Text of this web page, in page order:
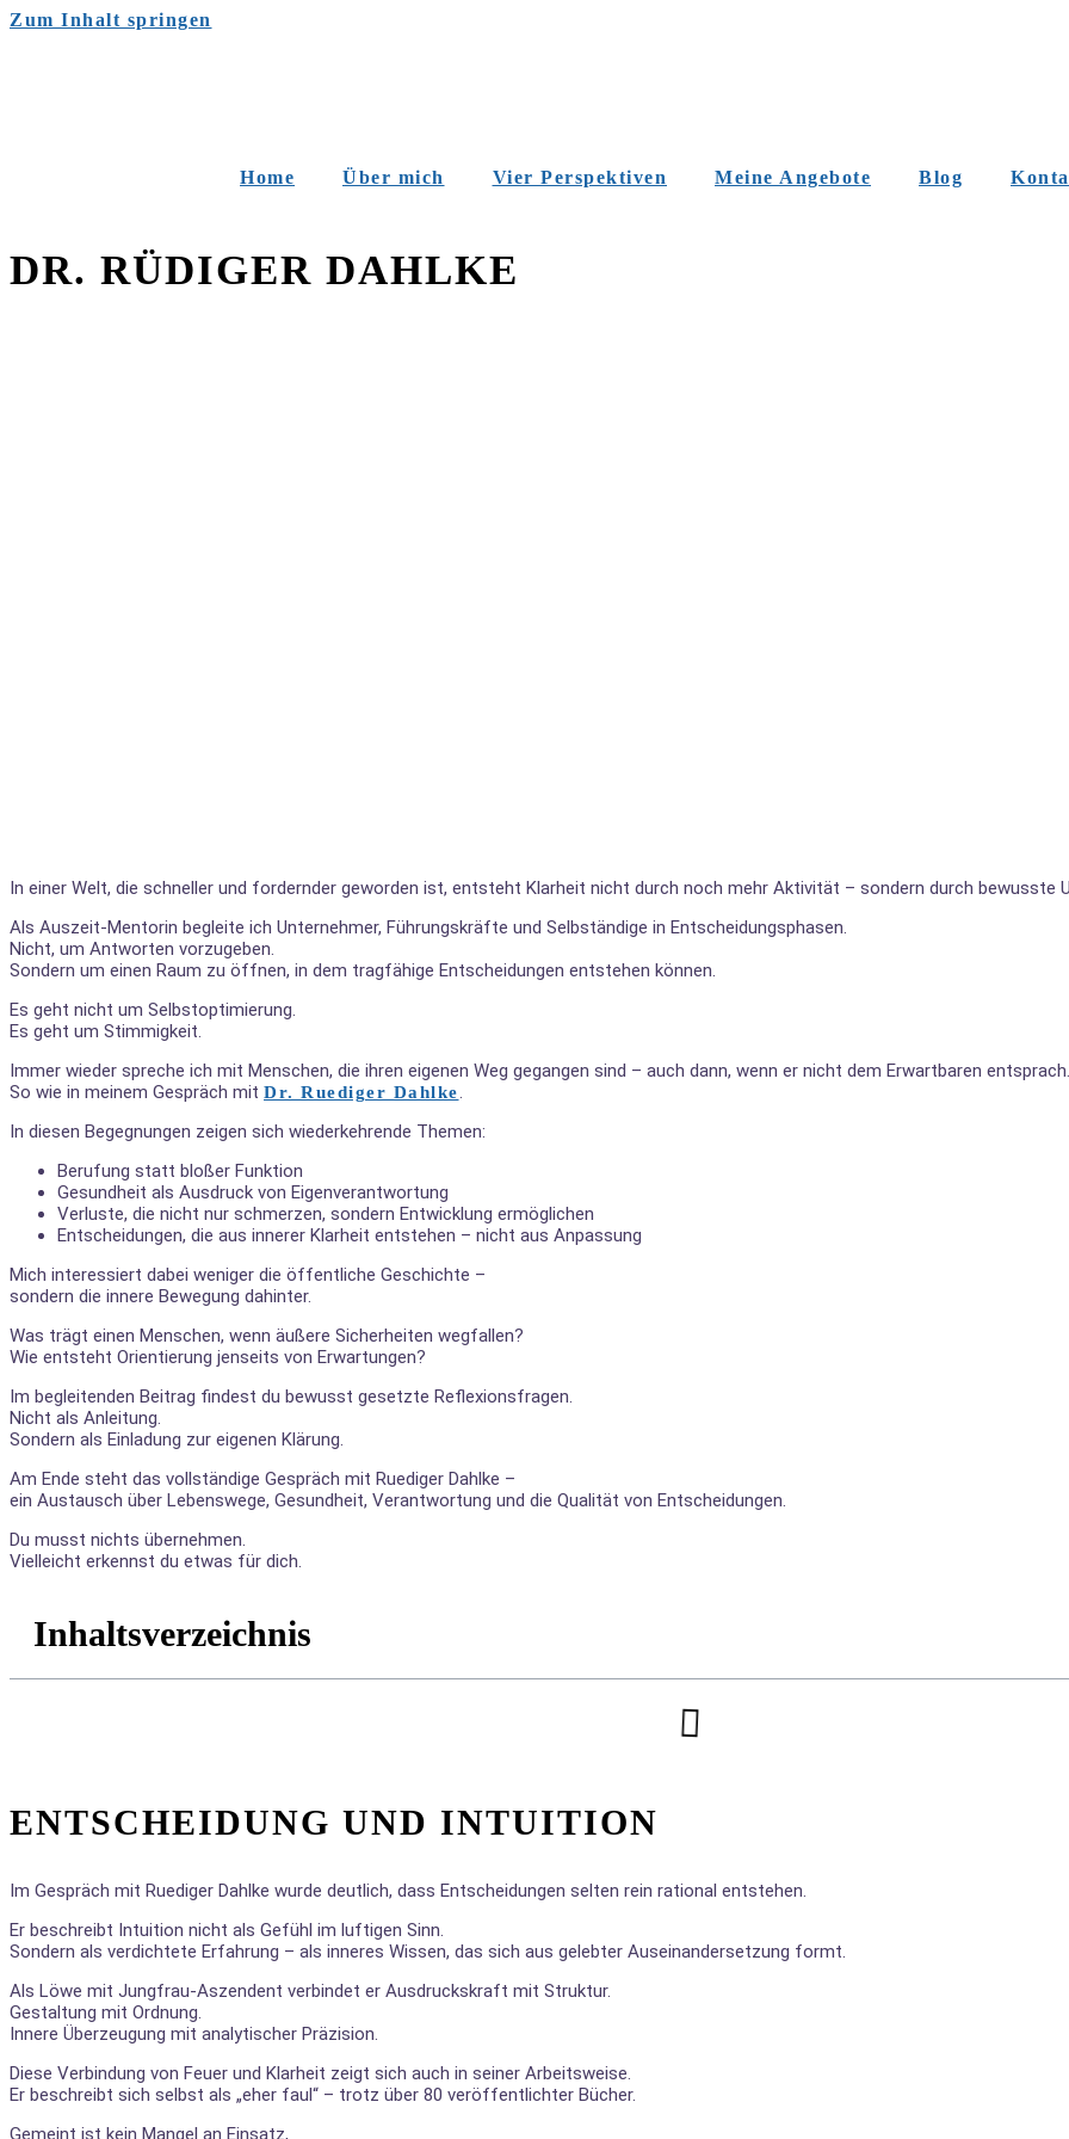
Zum Inhalt springen
Home Über mich Vier Perspektiven Meine Angebote Blog
DR. RÜDIGER DAHLKE
In einer Welt, die schneller und fordernder geworden ist, entsteht Klarheit nicht durch noch mehr Aktivität – sondern durch bewusste
Als Auszeit-Mentorin begleite ich Unternehmer, Führungskräfte und Selbständige in Entscheidungsphasen.
Nicht, um Antworten vorzugeben.
Sondern um einen Raum zu öffnen, in dem tragfähige Entscheidungen entstehen können.
Es geht nicht um Selbstoptimierung.
Es geht um Stimmigkeit.
Immer wieder spreche ich mit Menschen, die ihren eigenen Weg gegangen sind – auch dann, wenn er nicht dem Erwartbaren entsprach.
So wie in meinem Gespräch mit Dr. Ruediger Dahlke.
In diesen Begegnungen zeigen sich wiederkehrende Themen:
Berufung statt bloßer Funktion
Gesundheit als Ausdruck von Eigenverantwortung
Verluste, die nicht nur schmerzen, sondern Entwicklung ermöglichen
Entscheidungen, die aus innerer Klarheit entstehen – nicht aus Anpassung
Mich interessiert dabei weniger die öffentliche Geschichte –
sondern die innere Bewegung dahinter.
Was trägt einen Menschen, wenn äußere Sicherheiten wegfallen?
Wie entsteht Orientierung jenseits von Erwartungen?
Im begleitenden Beitrag findest du bewusst gesetzte Reflexionsfragen.
Nicht als Anleitung.
Sondern als Einladung zur eigenen Klärung.
Am Ende steht das vollständige Gespräch mit Ruediger Dahlke –
ein Austausch über Lebenswege, Gesundheit, Verantwortung und die Qualität von Entscheidungen.
Du musst nichts übernehmen.
Vielleicht erkennst du etwas für dich.
Inhaltsverzeichnis
ENTSCHEIDUNG UND INTUITION
Im Gespräch mit Ruediger Dahlke wurde deutlich, dass Entscheidungen selten rein rational entstehen.
Er beschreibt Intuition nicht als Gefühl im luftigen Sinn.
Sondern als verdichtete Erfahrung – als inneres Wissen, das sich aus gelebter Auseinandersetzung formt.
Als Löwe mit Jungfrau-Aszendent verbindet er Ausdruckskraft mit Struktur.
Gestaltung mit Ordnung.
Innere Überzeugung mit analytischer Präzision.
Diese Verbindung von Feuer und Klarheit zeigt sich auch in seiner Arbeitsweise.
Er beschreibt sich selbst als „eher faul“ – trotz über 80 veröffentlichter Bücher.
Gemeint ist kein Mangel an Einsatz,